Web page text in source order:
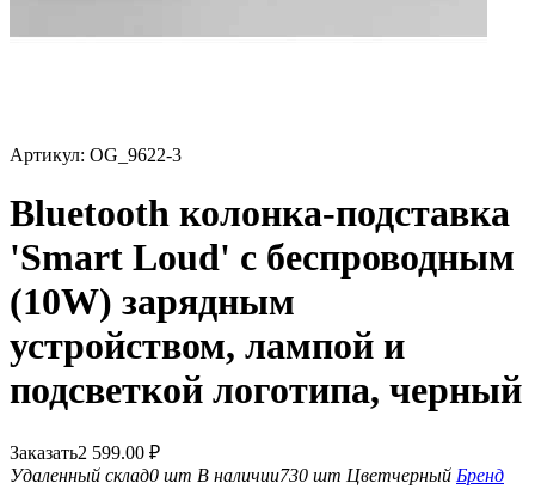
Артикул: OG_9622-3
Bluetooth колонка-подставка
'Smart Loud' с беспроводным
(10W) зарядным
устройством, лампой и
подсветкой логотипа, черный
Заказать2 599.00 ₽
Удаленный склад0 шт В наличии730 шт Цветчерный Бренд